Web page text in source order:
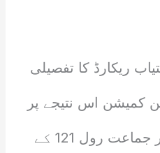
ریکارڈ کا تفصیلی
کمیشن اس نتیجے پر
پہنچا کہ درخواست گزار جماعت رول 121 کے